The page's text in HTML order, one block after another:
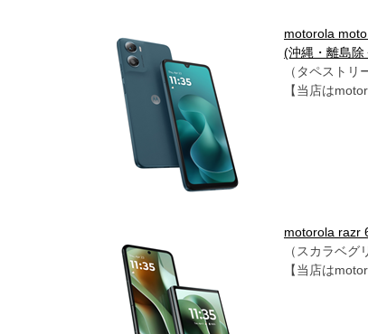
motorola
(沖縄・離島除
（タペストリ
【当店は
motorola razr
（スカラベグ
【当店は